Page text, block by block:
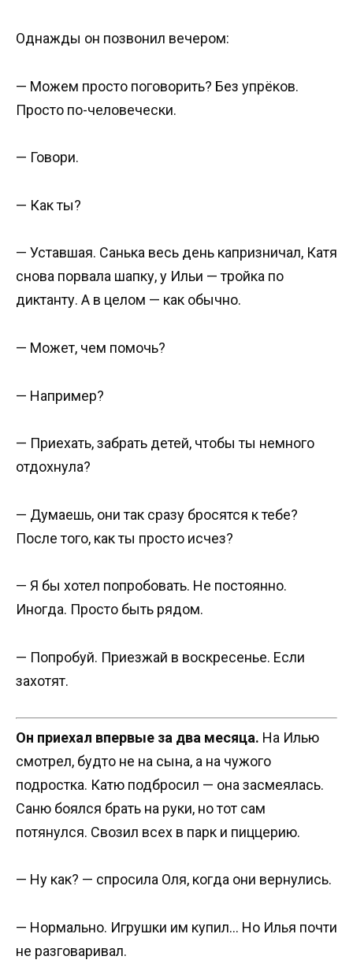
Однажды он позвонил вечером:
— Можем просто поговорить? Без упрёков.
Просто по-человечески.
— Говори.
— Как ты?
— Уставшая. Санька весь день капризничал, Катя
снова порвала шапку, у Ильи — тройка по
диктанту. А в целом — как обычно.
— Может, чем помочь?
— Например?
— Приехать, забрать детей, чтобы ты немного
отдохнула?
— Думаешь, они так сразу бросятся к тебе?
После того, как ты просто исчез?
— Я бы хотел попробовать. Не постоянно.
Иногда. Просто быть рядом.
— Попробуй. Приезжай в воскресенье. Если
захотят.
Он приехал впервые за два месяца. На Илью
смотрел, будто не на сына, а на чужого
подростка. Катю подбросил — она засмеялась.
Саню боялся брать на руки, но тот сам
потянулся. Свозил всех в парк и пиццерию.
— Ну как? — спросила Оля, когда они вернулись.
— Нормально. Игрушки им купил… Но Илья почти
не разговаривал.